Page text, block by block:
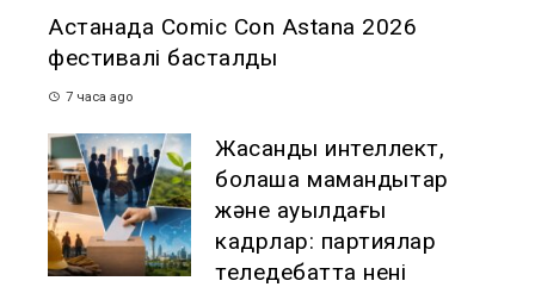
Астанада Comic Con Astana 2026
фестивалі басталды
7 часа ago
Жасанды интеллект,
болашақ мамандықтар
және ауылдағы
кадрлар: партиялар
теледебатта нені